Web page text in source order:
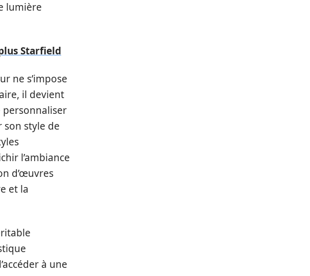
lumière
Starfield
ne s’impose
il devient
personnaliser
style de
l’ambiance
d’œuvres
et la
à une